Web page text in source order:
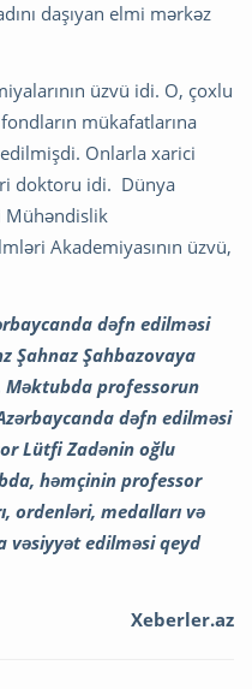
daşıyan elmi mərkəz
üzvü idi. O, çoxlu
mükafatlarına
Onlarla xarici
doktoru idi. Dünya
Mühəndislik
Akademiyasının üzvü,
dəfn edilməsi
Şahnaz Şahbazovaya
professorun
dəfn edilməsi
Lütfi Zadənin oğlu
həmçinin professor
ordenləri, medalları və
vəsiyyət edilməsi qeyd
Xeberler.az